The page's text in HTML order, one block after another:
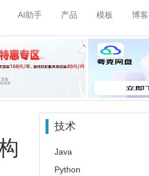
博客
模板
产品
AI助手
技术
Java
Python